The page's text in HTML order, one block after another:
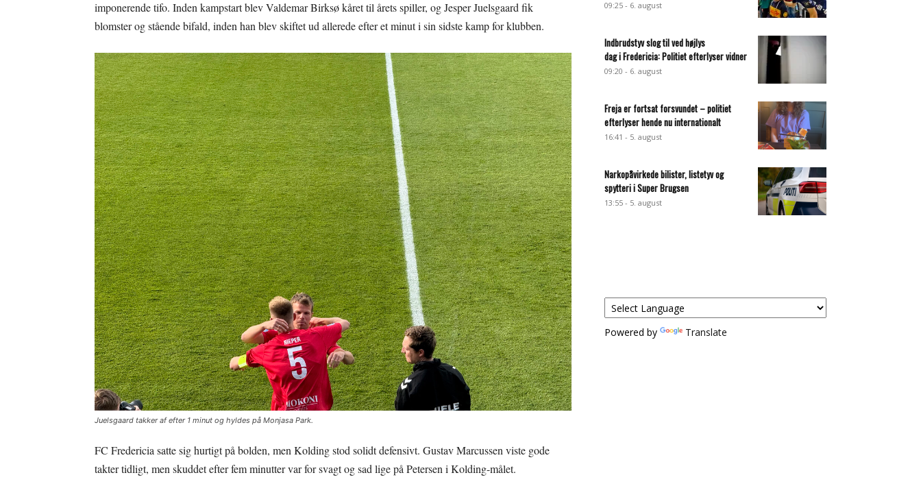
imponerende tifo. Inden kampstart blev Valdemar Birksø kåret til årets spiller, og Jesper Juelsgaard fik
blomster og stående bifald, inden han blev skiftet ud allerede efter et minut i sin sidste kamp for klubben.
Juelsgaard takker af efter 1 minut og hyldes på Monjasa Park.
FC Fredericia satte sig hurtigt på bolden, men Kolding stod solidt defensivt. Gustav Marcussen viste gode
takter tidligt, men skuddet efter fem minutter var for svagt og sad lige på Petersen i Kolding-målet.
09:25 - 6. august
Indbrudstyv slog til ved højlys
dag i Fredericia: Politiet efterlyser vidner
09:20 - 6. august
Freja er fortsat forsvundet – politiet
efterlyser hende nu internationalt
16:41 - 5. august
Narkopåvirkede bilister, listetyv og
spytteri i Super Brugsen
13:55 - 5. august
Powered by Translate